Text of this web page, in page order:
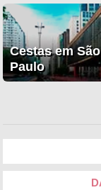
Cestas em São
Paulo